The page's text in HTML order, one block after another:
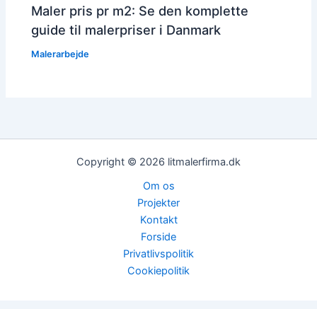
Maler pris pr m2: Se den komplette
guide til malerpriser i Danmark
Malerarbejde
Copyright © 2026 litmalerfirma.dk
Om os
Projekter
Kontakt
Forside
Privatlivspolitik
Cookiepolitik